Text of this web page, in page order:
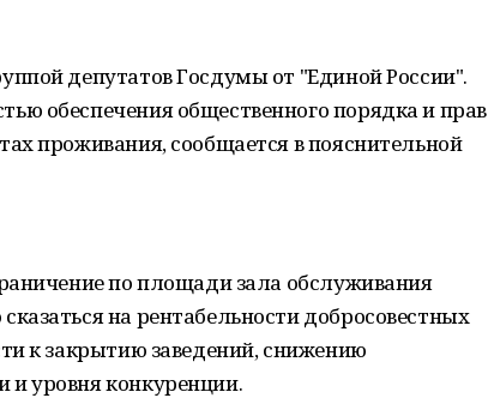
депутатов Госдумы от "Единой России".
обеспечения общественного порядка и прав
проживания, сообщается в пояснительной
по площади зала обслуживания
на рентабельности добросовестных
к закрытию заведений, снижению
и уровня конкуренции.